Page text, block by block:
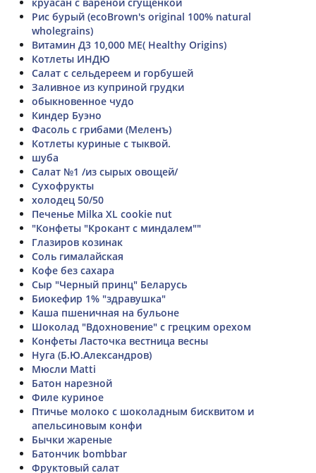
Рис бурый (ecoBrown's original 100% natural
wholegrains)
Витамин Д3 10,000 МЕ( Healthy Origins)
Котлеты ИНДЮ
Салат с сельдереем и горбушей
Заливное из куприной грудки
обыкновенное чудо
Киндер Буэно
Фасоль с грибами (Меленъ)
Котлеты куриные с тыквой.
шуба
Салат №1 /из сырых овощей/
Сухофрукты
холодец 50/50
Печенье Milka XL cookie nut
"Конфеты "Крокант с миндалем""
Глазиров козинак
Соль гималайская
Кофе без сахара
Сыр "Черный принц" Беларусь
Биокефир 1% "здравушка"
Каша пшеничная на бульоне
Шоколад "Вдохновение" с грецким орехом
Конфеты Ласточка вестница весны
Нуга (Б.Ю.Александров)
Мюсли Matti
Батон нарезной
Филе куриное
Птичье молоко с шоколадным бисквитом и
апельсиновым конфи
Бычки жареные
Батончик bombbar
Фруктовый салат